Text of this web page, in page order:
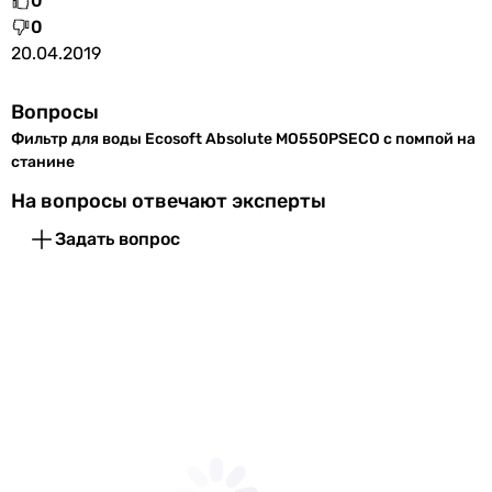
бытовой
бытовой
бытовой
бытовой
бытовой
бытовой
бытовой
бытовой
0
20.04.2019
Вопросы
Фильтр для воды Ecosoft Absolute MO550PSECO с помпой на
станине
На вопросы отвечают эксперты
Задать вопрос